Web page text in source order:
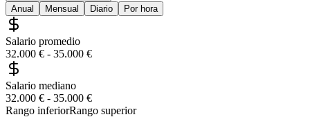
Anual
Mensual Diario Por hora
Salario promedio
32.000 € - 35.000 €
Salario mediano
32.000 € - 35.000 €
Rango inferiorRango superior